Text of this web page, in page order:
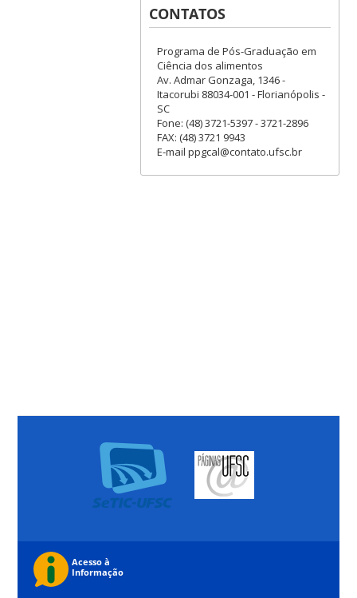
CONTATOS
Programa de Pós-Graduação em
Ciência dos alimentos
Av. Admar Gonzaga, 1346 -
Itacorubi 88034-001 - Florianópolis -
SC
Fone: (48) 3721-5397 - 3721-2896
FAX: (48) 3721 9943
E-mail ppgcal@contato.ufsc.br